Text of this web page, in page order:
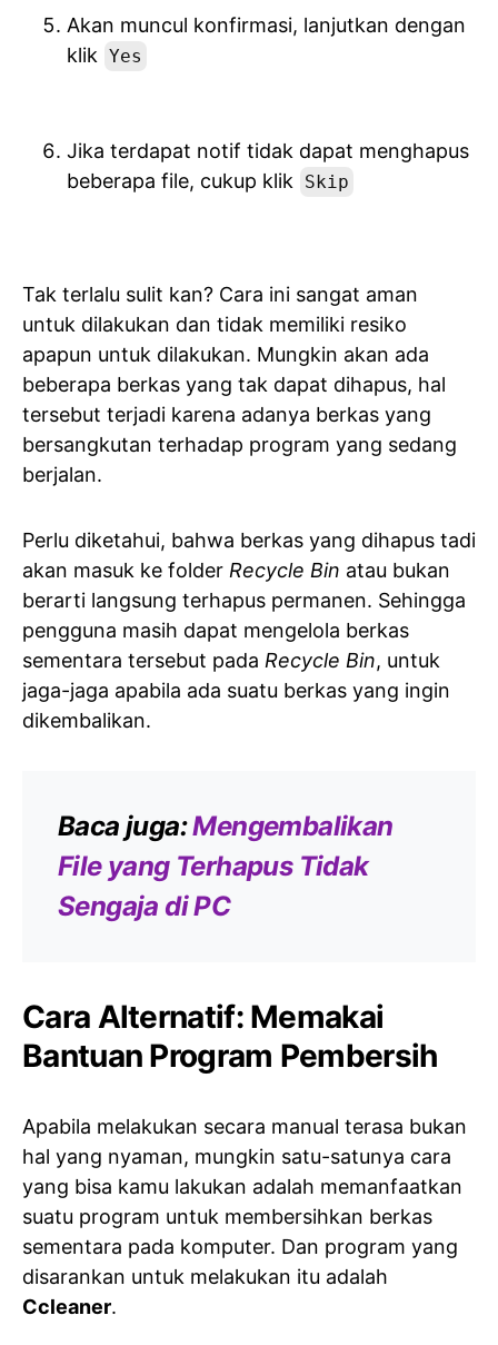
Akan muncul konfirmasi, lanjutkan dengan
klik Yes
Jika terdapat notif tidak dapat menghapus
beberapa file, cukup klik
Skip
Tak terlalu sulit kan? Cara ini sangat aman
untuk dilakukan dan tidak memiliki resiko
apapun untuk dilakukan. Mungkin akan ada
beberapa berkas yang tak dapat dihapus, hal
tersebut terjadi karena adanya berkas yang
bersangkutan terhadap program yang sedang
berjalan.
Perlu diketahui, bahwa berkas yang dihapus tadi
akan masuk ke folder Recycle Bin atau bukan
berarti langsung terhapus permanen. Sehingga
pengguna masih dapat mengelola berkas
sementara tersebut pada Recycle Bin, untuk
jaga-jaga apabila ada suatu berkas yang ingin
dikembalikan.
Baca juga:Mengembalikan
File yang Terhapus Tidak
Sengaja di PC
Cara Alternatif: Memakai
Bantuan Program Pembersih
Apabila melakukan secara manual terasa bukan
hal yang nyaman, mungkin satu-satunya cara
yang bisa kamu lakukan adalah memanfaatkan
suatu program untuk membersihkan berkas
sementara pada komputer. Dan program yang
disarankan untuk melakukan itu adalah
Ccleaner.